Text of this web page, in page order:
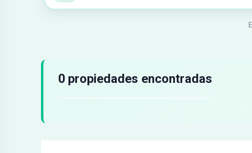
Resultados de búsqueda
0 propiedades encontradas